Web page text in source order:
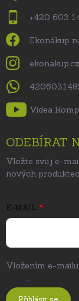
+420 603
Ekonákup
Videa
ODEBÍRAT
Vložte svůj e-
nových
E-MAIL
Vložením e-
.
Přihlásit se